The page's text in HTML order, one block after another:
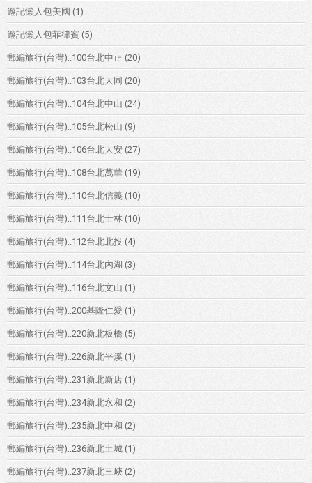
遊記懶人包美國 (1)
遊記懶人包菲律賓 (5)
郵編旅行(台灣)::100台北中正 (20)
郵編旅行(台灣)::103台北大同 (20)
郵編旅行(台灣)::104台北中山 (24)
郵編旅行(台灣)::105台北松山 (9)
郵編旅行(台灣)::106台北大安 (27)
郵編旅行(台灣)::108台北萬華 (19)
郵編旅行(台灣)::110台北信義 (10)
郵編旅行(台灣)::111台北士林 (10)
郵編旅行(台灣)::112台北北投 (4)
郵編旅行(台灣)::114台北內湖 (3)
郵編旅行(台灣)::116台北文山 (1)
郵編旅行(台灣)::200基隆仁愛 (1)
郵編旅行(台灣)::220新北板橋 (5)
郵編旅行(台灣)::226新北平溪 (1)
郵編旅行(台灣)::231新北新店 (1)
郵編旅行(台灣)::234新北永和 (2)
郵編旅行(台灣)::235新北中和 (2)
郵編旅行(台灣)::236新北土城 (1)
郵編旅行(台灣)::237新北三峽 (2)